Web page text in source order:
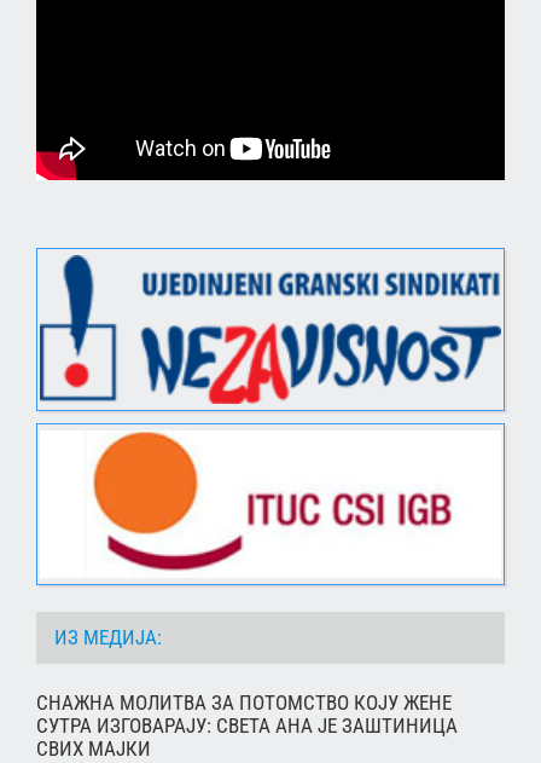
ИЗ МЕДИЈА:
СНАЖНА МОЛИТВА ЗА ПОТОМСТВО КОЈУ ЖЕНЕ
СУТРА ИЗГОВАРАЈУ: СВЕТА АНА ЈЕ ЗАШТИНИЦА
СВИХ МАЈКИ